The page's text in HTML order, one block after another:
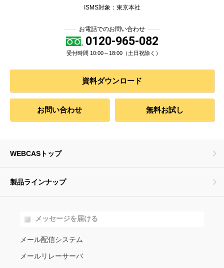
ISMS対象：東京本社
お電話でのお問い合わせ
0120-965-082
受付時間 10:00～18:00（土日祝除く）
資料ダウンロード
お問い合わせ 無料お試し
WEBCASトップ
製品ラインナップ
メッセージを届ける
メール配信システム
メールリレーサーバ